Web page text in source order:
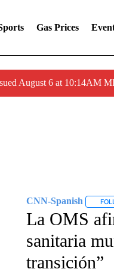
Gas Prices
August 6 at 10:14AM
CNN-Spanish
La OMS
sanitaria
transición”